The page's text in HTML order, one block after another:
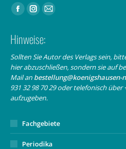
Finden Sie uns auf:
Facebook
opens
in
new
window
Instagram
opens
in
new
window
E-
opens
in
new
Hinweise:
Sollten Sie Autor des Verlags sein,
hier abzuschließen, sondern sie auf
Mail anbestellung@koenigshausen-
931 32 98 70 29 oder telefonisch über
aufzugeben.
Fachgebiete
Periodika